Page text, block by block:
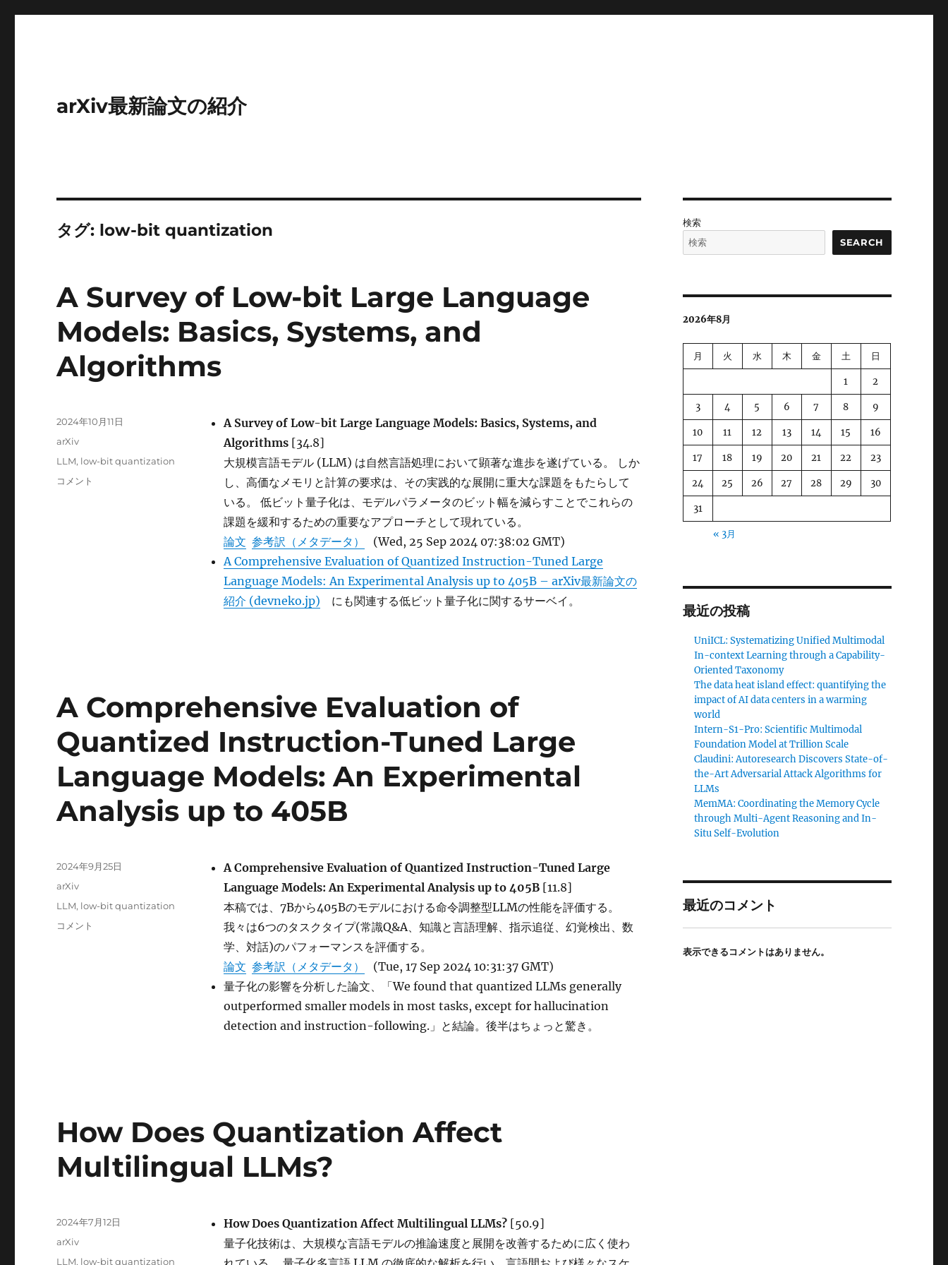
arXiv最新論文の紹介
タグ: low-bit quantization
A Survey of Low-bit Large Language
Models: Basics, Systems, and
Algorithms
A Survey of Low-bit Large Language Models: Basics, Systems, and
Algorithms [34.8]
大規模言語モデル (LLM) は自然言語処理において顕著な進歩を遂げている。 しか
し、高価なメモリと計算の要求は、その実践的な展開に重大な課題をもたらして
いる。 低ビット量子化は、モデルパラメータのビット幅を減らすことでこれらの
課題を緩和するための重要なアプローチとして現れている。
論文 参考訳（メタデータ）
(Wed, 25 Sep 2024 07:38:02 GMT)
A Comprehensive Evaluation of Quantized Instruction-Tuned Large
Language Models: An Experimental Analysis up to 405B – arXiv最新論文の
紹介 (devneko.jp) にも関連する低ビット量子化に関するサーベイ。
投
2024年10月11日
カ
リ
arXiv
タ
LLM, low-bit quantization
A
コメント
A Comprehensive Evaluation of
Quantized Instruction-Tuned Large
Language Models: An Experimental
Analysis up to 405B
A Comprehensive Evaluation of Quantized Instruction-Tuned Large
Language Models: An Experimental Analysis up to 405B [11.8]
本稿では、7Bから405Bのモデルにおける命令調整型LLMの性能を評価する。
我々は6つのタスクタイプ(常識Q&A、知識と言語理解、指示追従、幻覚検出、数
学、対話)のパフォーマンスを評価する。
論文 参考訳（メタデータ）
(Tue, 17 Sep 2024 10:31:37 GMT)
量子化の影響を分析した論文、「We found that quantized LLMs generally
outperformed smaller models in most tasks, except for hallucination
detection and instruction-following.」と結論。後半はちょっと驚き。
投
2024年9月25日
カ
リ
arXiv
タ
LLM, low-bit quantization
A
to
に
コメント
How Does Quantization Affect
Multilingual LLMs?
How Does Quantization Affect Multilingual LLMs? [50.9]
量子化技術は、大規模な言語モデルの推論速度と展開を改善するために広く使わ
投
2024年7月12日
カ
arXiv
タ
LLM, low-bit quantization
検索
SEARCH
2026年8月
月 火 水 木 金 土 日
1 2
3 4 5 6 7 8 9
10 11 12 13 14 15 16
17 18 19 20 21 22 23
24 25 26 27 28 29 30
31
« 3月
最近の投稿
UniICL: Systematizing Unified Multimodal
In-context Learning through a Capability-
Oriented Taxonomy
The data heat island effect: quantifying the
impact of AI data centers in a warming
world
Intern-S1-Pro: Scientific Multimodal
Foundation Model at Trillion Scale
Claudini: Autoresearch Discovers State-of-
the-Art Adversarial Attack Algorithms for
LLMs
MemMA: Coordinating the Memory Cycle
through Multi-Agent Reasoning and In-
Situ Self-Evolution
最近のコメント
表示できるコメントはありません。